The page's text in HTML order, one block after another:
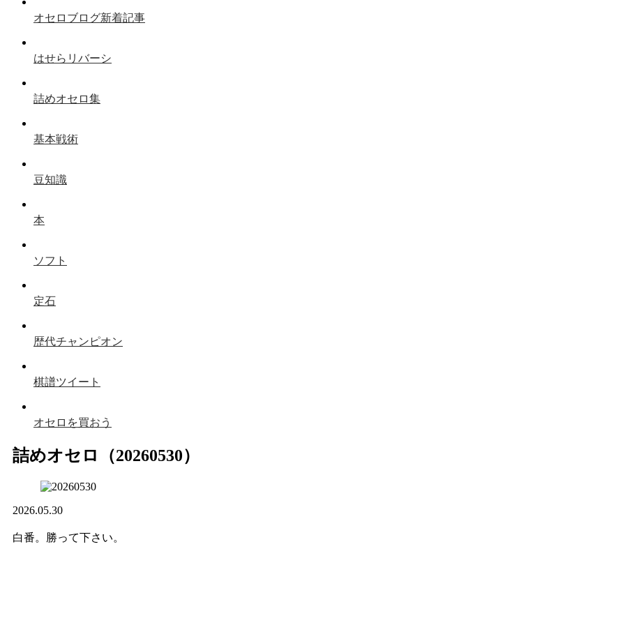
オセロブログ新着記事
はせらリバーシ
詰めオセロ集
基本戦術
豆知識
本
ソフト
定石
歴代チャンピオン
棋譜ツイート
オセロを買おう
詰めオセロ（20260530）
2026.05.30
白番。勝って下さい。